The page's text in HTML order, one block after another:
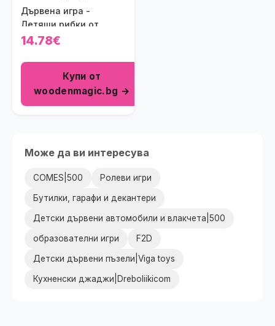
Дървена игра -
Летящи рибки от
Tooky Toy
14.78€
Купи от
woodenmagic.bg →
Може да ви интересува
COMES|500 Ролеви игри
Бутилки, гарафи и декантери
Детски дървени автомобили и влакчета|500
образователни игри F2D
Детски дървени пъзели|Viga toys
Кухненски джаджи|Dreboliikicom